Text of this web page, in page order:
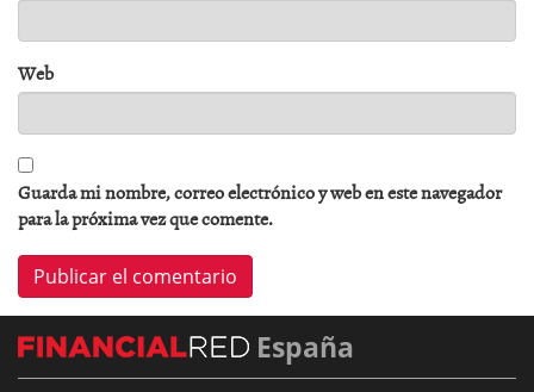
Web
Guarda mi nombre, correo electrónico y web en este navegador
para la próxima vez que comente.
España